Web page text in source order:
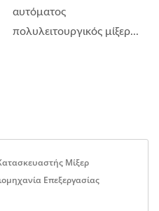
αυτόματος
πολυλειτουργικός μίξερ...
Μίξερ
Επεξεργασίας